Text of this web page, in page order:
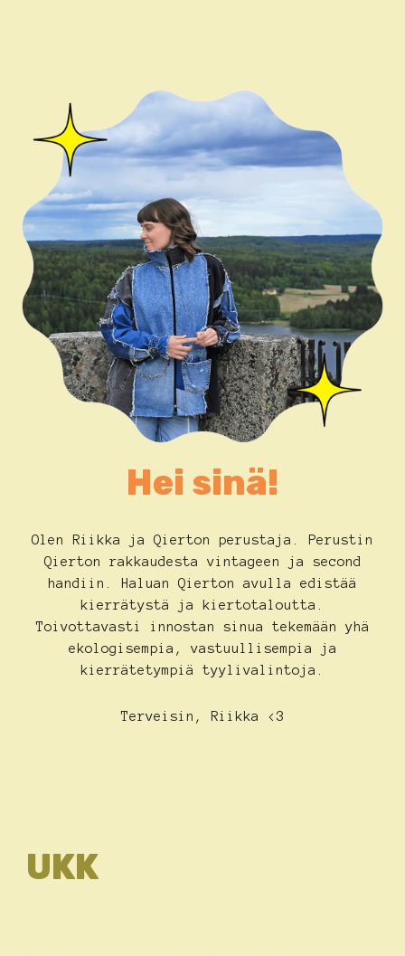
Hei sinä!
Olen Riikka ja Qierton perustaja. Perustin
Qierton rakkaudesta vintageen ja second
handiin. Haluan Qierton avulla edistää
kierrätystä ja kiertotaloutta.
Toivottavasti innostan sinua tekemään yhä
ekologisempia, vastuullisempia ja
kierrätetympiä tyylivalintoja.
Terveisin, Riikka <3
UKK